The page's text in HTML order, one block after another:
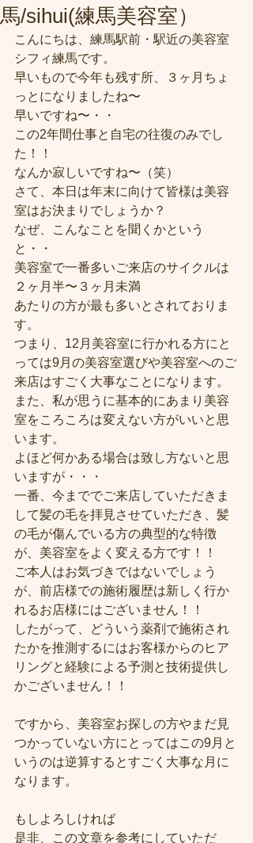
馬/sihui(練馬美容室）
こんにちは、練馬駅前・駅近の美容室
シフィ練馬です。
早いもので今年も残す所、３ヶ月ちょ
っとになりましたね〜
早いですね〜・・
この2年間仕事と自宅の往復のみでし
た！！
なんか寂しいですね〜（笑）
さて、本日は年末に向けて皆様は美容
室はお決まりでしょうか？
なぜ、こんなことを聞くかという
と・・
美容室で一番多いご来店のサイクルは
２ヶ月半〜３ヶ月未満
あたりの方が最も多いとされておりま
す。
つまり、12月美容室に行かれる方にと
っては9月の美容室選びや美容室へのご
来店はすごく大事なことになります。
また、私が思うに基本的にあまり美容
室をころころは変えない方がいいと思
います。
よほど何かある場合は致し方ないと思
いますが・・・
一番、今まででご来店していただきま
して髪の毛を拝見させていただき、髪
の毛が傷んでいる方の典型的な特徴
が、美容室をよく変える方です！！
ご本人はお気づきではないでしょう
が、前店様での施術履歴は新しく行か
れるお店様にはございません！！
したがって、どういう薬剤で施術され
たかを推測するにはお客様からのヒア
リングと経験による予測と技術提供し
かございません！！
ですから、美容室お探しの方やまだ見
つかっていない方にとってはこの9月と
いうのは逆算するとすごく大事な月に
なります。
もしよろしければ
是非、この文章を参考にしていただ